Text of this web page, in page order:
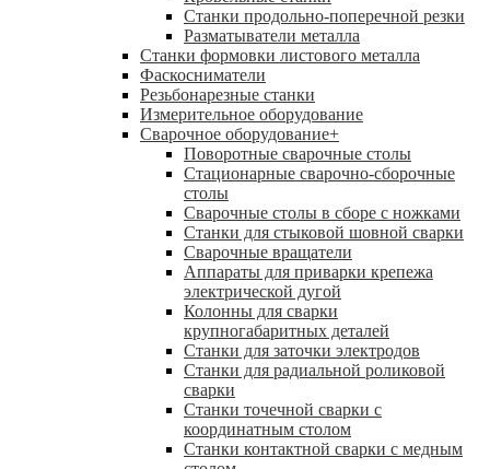
Станки продольно-поперечной резки
Разматыватели металла
Станки формовки листового металла
Фаскосниматели
Резьбонарезные станки
Измерительное оборудование
Сварочное оборудование+
Поворотные сварочные столы
Стационарные сварочно-сборочные
столы
Сварочные столы в сборе с ножками
Станки для стыковой шовной сварки
Сварочные вращатели
Аппараты для приварки крепежа
электрической дугой
Колонны для сварки
крупногабаритных деталей
Станки для заточки электродов
Станки для радиальной роликовой
сварки
Станки точечной сварки с
координатным столом
Станки контактной сварки с медным